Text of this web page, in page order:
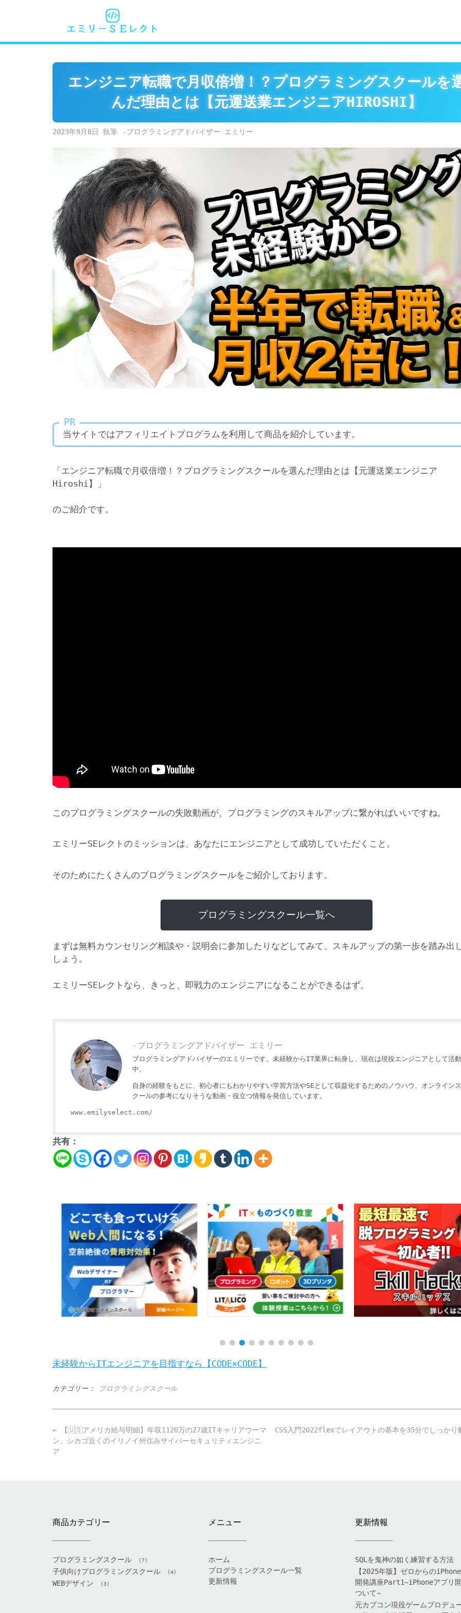
エンジニア転職で月収倍増！？プログラミングスクールを
んだ理由とは【元運送業エンジニアHIROSHI】
2023年9月8日 -プログラミングアドバイザー エミリー
PR
当サイトではアフィリエイトプログラムを利用して商品を紹介しています。
「エンジニア転職で月収倍増！？プログラミングスクールを選んだ理由とは【元運送業エンジニア
Hiroshi】」
のご紹介です。
このプログラミングスクールの失敗動画が、プログラミングのスキルアップに繋がればいいですね。
エミリーSEレクトのミッションは、あなたにエンジニアとして成功していただくこと。
そのためにたくさんのプログラミングスクールをご紹介しております。
プログラミングスクール一覧へ
まずは無料カウンセリング相談や・説明会に参加したりなどしてみて、スキルアップの第一歩を踏み出
しょう。
エミリーSEレクトなら、きっと、即戦力のエンジニアになることができるはず。
-プログラミングアドバイザー エミリー
プログラミングアドバイザーのエミリーです。未経験からIT業界に転身し、現在は現役エンジニアとして活動
中。
自身の経験をもとに、初心者にもわかりやすい学習方法やSEとして収益化するためのノウハウ、オンラインス
クールの参考になりそうな動画・役立つ情報を発信しています。
www.emilyselect.com/
共有：
未経験からITエンジニアを目指すなら【CODE×CODE】
カテゴリー： プログラミングスクール
Post
navigation
CSS入門2022flexでレイアウトの基本を35分でしっか
← 【🇺🇸アメリカ給与明細】年収1120万の27歳ITキャリアウーマ
ン。シカゴ近くのイリノイ州住みサイバーセキュリティエンジニ
ア
商品カテゴリー
プログラミングスクール (7)
子供向けプログラミングスクール (4)
WEBデザイン (3)
メニュー
ホーム
プログラミングスクール一覧
更新情報
更新情報
SQLを鬼神の如く練習する方法
【2025年版】ゼロからの
開発講座Part1~iPhoneアプリ
ついて~
元カプコン現役ゲームプロデュ